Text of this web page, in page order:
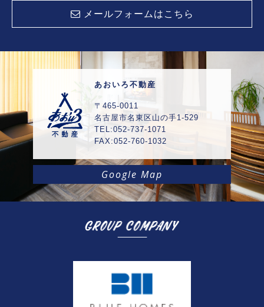
メールフォームはこちら
あおいろ不動産
〒465-0011
名古屋市名東区山の手1-529
TEL:052-737-1071
FAX:052-760-1032
Google Map